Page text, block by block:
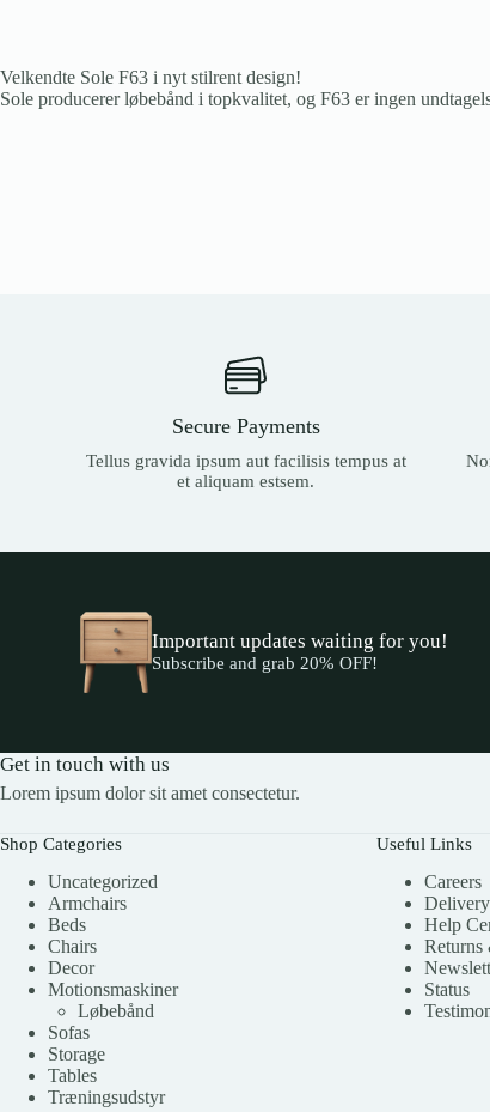
Velkendte Sole F63 i nyt stilrent design!
Sole producerer løbebånd i topkvalitet, og F63 er ingen
Secure Payments
Tellus gravida ipsum aut facilisis tempus at
et aliquam estsem.
Important updates waiting for you!
Subscribe and grab 20% OFF!
Get in touch with us
Lorem ipsum dolor sit amet consectetur.
Shop Categories
Uncategorized
Armchairs
Beds
Chairs
Decor
Motionsmaskiner
Løbebånd
Sofas
Storage
Tables
Træningsudstyr
Useful Links
Careers
Delivery
Help
Returns
Status